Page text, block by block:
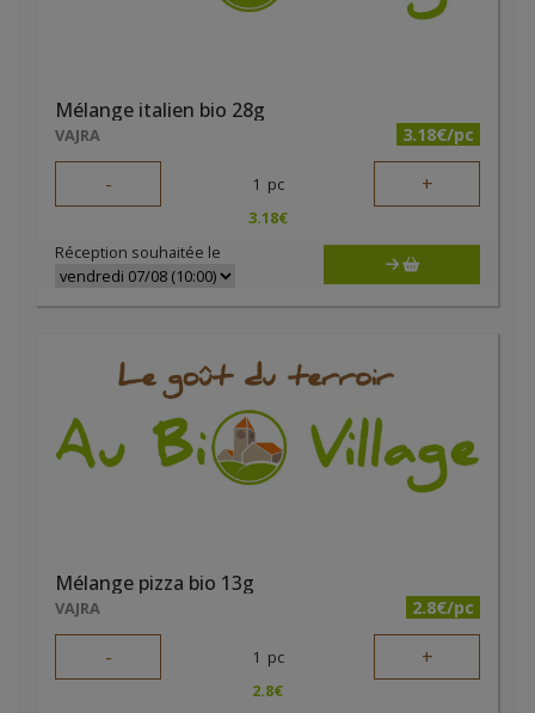
Mélange italien bio 28g
VAJRA 3.18€/pc
- 1 pc +
3.18€
Réception souhaitée le
Mélange pizza bio 13g
VAJRA 2.8€/pc
- 1 pc +
2.8€